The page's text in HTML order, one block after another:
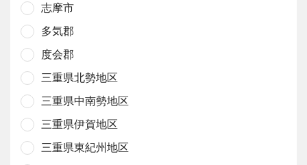
志摩市
多気郡
度会郡
三重県北勢地区
三重県中南勢地区
三重県伊賀地区
三重県東紀州地区